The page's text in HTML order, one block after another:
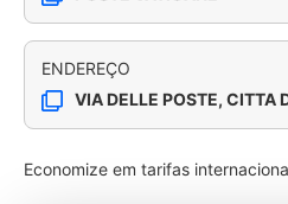
ENDEREÇO
VIA DELLE POSTE, CITTA
Economize em tarifas